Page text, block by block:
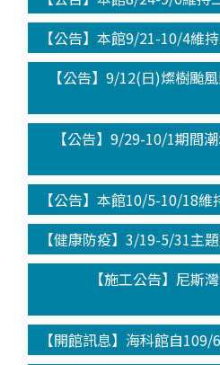
【公告】本館9/21-10/4維
【公告】9/12(日)燦樹颱
【公告】9/29-10/1期間
【公告】本館10/5-10/18
【健康防疫】3/19-5/31主
【施工公告】尼斯
【開館訊息】海科館自109/